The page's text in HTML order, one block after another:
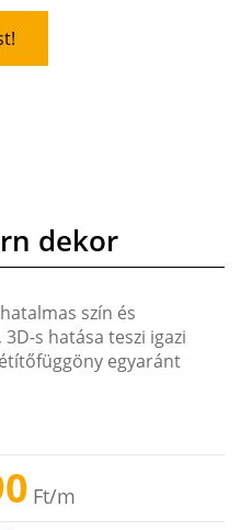
dekor
szín és
s hatása teszi igazi
egyaránt
Ft/m